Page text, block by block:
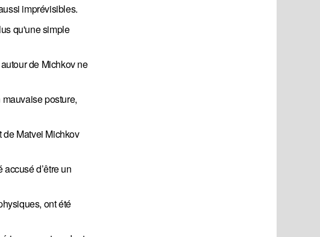
imprévisibles.
qu'une simple
de Michkov ne
posture,
de Matvei Michkov
d’être un
ont été